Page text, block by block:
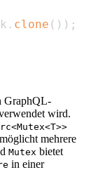
. clone ( ) ) ;
GraphQL-
wird.
mehrere
Mutex bietet
in einer